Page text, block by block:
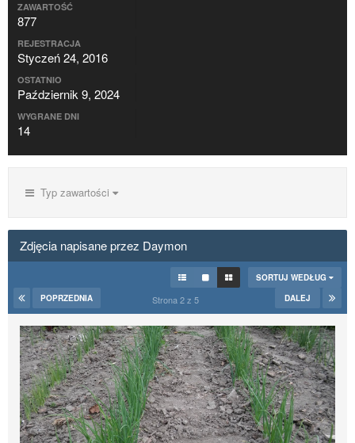
ZAWARTOŚĆ
877
REJESTRACJA
Styczeń 24, 2016
OSTATNIO
Październik 9, 2024
WYGRANE DNI
14
Typ zawartości
Zdjęcia napisane przez Daymon
SORTUJ WEDŁUG
POPRZEDNIA
DALEJ
Strona 2 z 5